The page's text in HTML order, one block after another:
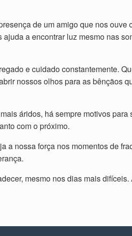
de um amigo que nos ouve
a encontrar luz mesmo nas
e cuidado constantemente.
nossos olhos para as bênçãos
áridos, há sempre motivos para
com o próximo.
nossa força nos momentos de
mesmo nos dias mais